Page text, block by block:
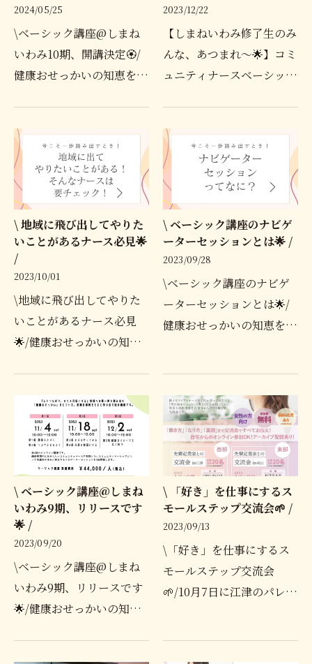
2024/05/25
\ベーシック講座@しまね
いわみ10期、開講決定🏵/
健康おせっかいの知恵を学
み、来年2月に開講の運び
となりました！今期は、お
かげさまで記念すべき10期
とな…
2023/12/22
【しまねいわみ修了生のみ
んな、あつまれ〜🌟】コミ
ュニティナースベーシック
窓会のご案内です！コミュ
ニティナースベーシック講
座＠しまねいわみも気が…
\ 地域に飛び出してやりた
いことがあるナース必見🌟
/
2023/10/01
\地域に飛び出してやりた
いことがあるナース必見
🌟/健康おせっかいの知恵
いわみ9期の参加者をまだ
まだ募集しております！病
院とはまた違うフィールド
\ ベーシック講座のナビゲ
ーターセッションとは🌟 /
2023/09/28
\ベーシック講座のナビゲ
ーターセッションとは🌟/
健康おせっかいの知恵を学
募集しております！ナビゲ
ーターセッションではベ
ー…
\ ベーシック講座@しまね
いわみ9期、リリースです
🌟 /
2023/09/20
\ベーシック講座@しまね
いわみ9期、リリースです
🌟/健康おせっかいの知恵
\ 「好き」を仕事にするス
モールステップ交流会🌱 /
2023/09/13
\「好き」を仕事にするス
モールステップ交流会
🌱/10月7日に江津のパレッ